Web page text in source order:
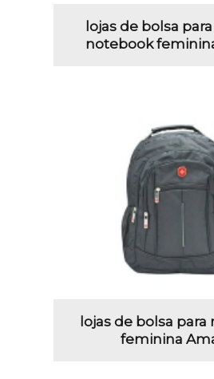
lojas de bolsa
notebook
lojas de bolsa
feminina